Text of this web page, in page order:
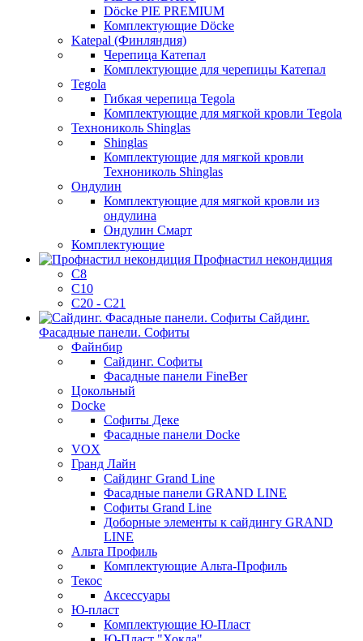
Döcke PIE PREMIUM
Комплектующие Döcke
Katepal (Финляндия)
Черепица Катепал
Комплектующие для черепицы Катепал
Tegola
Гибкая черепица Tegola
Комплектующие для мягкой кровли Tegola
Технониколь Shinglas
Shinglas
Комплектующие для мягкой кровли
Технониколь Shinglas
Ондулин
Комплектующие для мягкой кровли из
ондулина
Ондулин Смарт
Комплектующие
Профнастил некондиция
C8
C10
С20 - С21
Сайдинг.
Фасадные панели. Софиты
Файнбир
Сайдинг. Софиты
Фасадные панели FineBer
Цокольный
Docke
Софиты Деке
Фасадные панели Docke
VOX
Гранд Лайн
Сайдинг Grand Line
Фасадные панели GRAND LINE
Софиты Grand Line
Доборные элементы к сайдингу GRAND
LINE
Альта Профиль
Комплектующие Альта-Профиль
Текос
Аксессуары
Ю-пласт
Комплектующие Ю-Пласт